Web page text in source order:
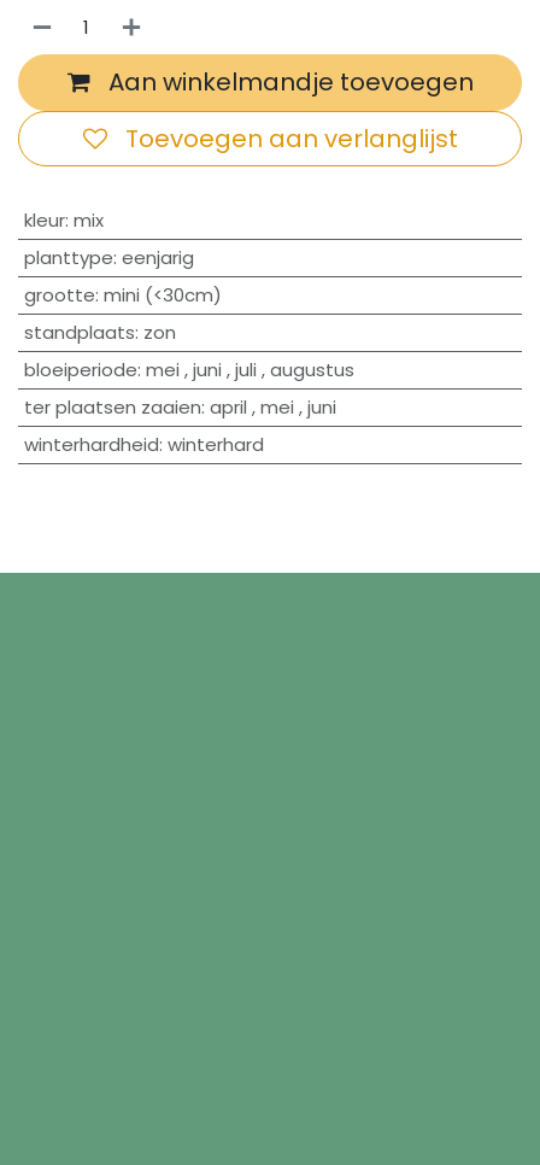
Aan winkelmandje toevoegen
Toevoegen aan verlanglijst
​kleur: mix
planttype: eenjarig
grootte: mini (<30cm)
standplaats: zon
bloeiperiode: mei ,juni ,juli ,augustus
ter plaatsen zaaien: april ,mei ,juni
winterhardheid: winterhard